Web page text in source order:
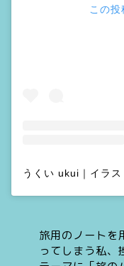
この
旅用のノートを
ってしまう私、